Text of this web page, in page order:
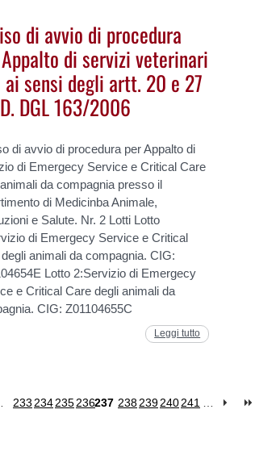
di avvio di procedura
di servizi veterinari
sensi degli artt. 20 e 27
DGL 163/2006
di avvio di procedura per Appalto di
di Emergecy Service e Critical Care
da compagnia presso il
di Medicinba Animale,
e Salute. Nr. 2 Lotti Lotto
di Emergecy Service e Critical
animali da compagnia. CIG:
Lotto 2:Servizio di Emergecy
e Critical Care degli animali da
CIG: Z01104655C
Leggi tutto
233 234235236237 238239240241